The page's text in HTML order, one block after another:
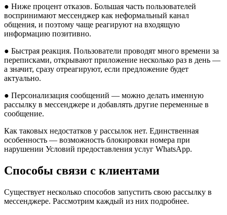
● Ниже процент отказов. Большая часть пользователей
воспринимают мессенджер как неформальный канал
общения, и поэтому чаще реагируют на входящую
информацию позитивно.
● Быстрая реакция. Пользователи проводят много времени за
переписками, открывают приложение несколько раз в день —
а значит, сразу отреагируют, если предложение будет
актуально.
● Персонализация сообщений — можно делать именную
рассылку в мессенджере и добавлять другие переменные в
сообщение.
Как таковых недостатков у рассылок нет. Единственная
особенность — возможность блокировки номера при
нарушении Условий предоставления услуг WhatsApp.
Способы связи с клиентами
Существует несколько способов запустить свою рассылку в
мессенджере. Рассмотрим каждый из них подробнее.